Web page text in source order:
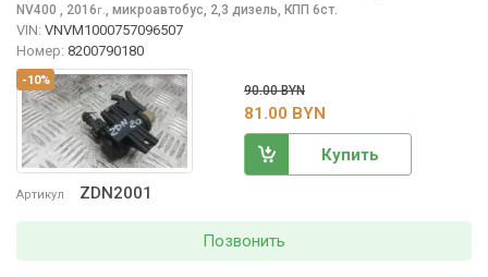
-10%
Артикул ZDN2001
NV400 , 2016г., микроавтобус, 2,3 дизель, КПП 6ст.
VIN: VNVM1000757096507
Номер: 8200790180
90.00 BYN
81.00 BYN
Купить
Позвонить